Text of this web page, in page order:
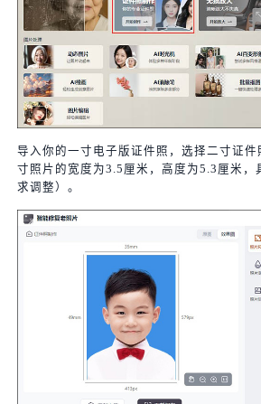
导入你的一寸电子版证件照，选择二寸证件
寸照片的宽度为3.5厘米，高度为5.3厘米，
求调整）。